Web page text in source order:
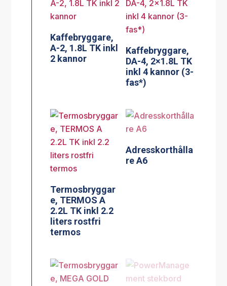
Kaffebryggare,
A-2, 1.8L TK inkl
2 kannor
Kaffebryggare,
DA-4, 2×1.8L TK
inkl 4 kannor (3-
fas*)
Termosbryggar
e, TERMOS A
2.2L TK inkl 2.2
liters rostfri
termos
Adresskorthålla
re A6